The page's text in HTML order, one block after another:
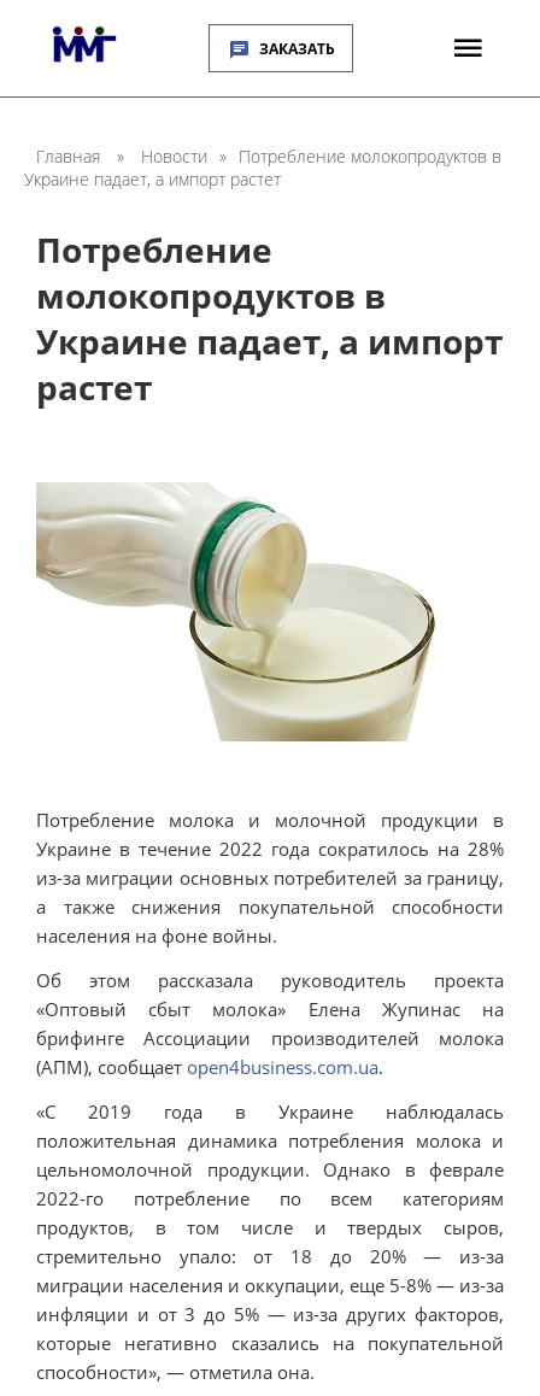
ЗАКАЗАТЬ
Главная » Новости » Потребление молокопродуктов в
Украине падает, а импорт растет
Потребление
молокопродуктов в
Украине падает, а импорт
растет
Потребление молока и молочной продукции в
Украине в течение 2022 года сократилось на 28%
из-за миграции основных потребителей за границу,
а также снижения покупательной способности
населения на фоне войны.
Об этом рассказала руководитель проекта
«Оптовый сбыт молока» Елена Жупинас на
брифинге Ассоциации производителей молока
(АПМ), сообщает open4business.com.ua.
«С 2019 года в Украине наблюдалась
положительная динамика потребления молока и
цельномолочной продукции. Однако в феврале
2022-го потребление по всем категориям
продуктов, в том числе и твердых сыров,
стремительно упало: от 18 до 20% — из-за
миграции населения и оккупации, еще 5-8% — из-за
инфляции и от 3 до 5% — из-за других факторов,
которые негативно сказались на покупательной
способности», — отметила она.